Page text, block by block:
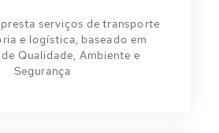
presta serviços de transporte
e logística, baseado em
Qualidade, Ambiente e
Segurança